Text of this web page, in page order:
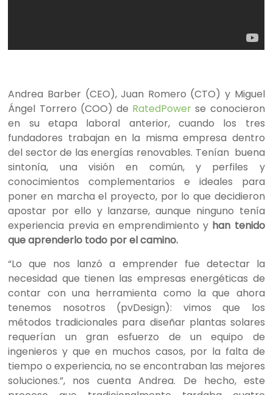
Andrea Barber (CEO), Juan Romero (CTO) y Miguel
Ángel Torrero (COO) de RatedPower se conocieron
en su etapa laboral anterior, cuando los tres
fundadores trabajan en la misma empresa dentro
del sector de las energías renovables. Tenían buena
sintonía, una visión en común, y perfiles y
conocimientos complementarios e ideales para
poner en marcha el proyecto, por lo que decidieron
apostar por ello y lanzarse, aunque ninguno tenía
experiencia previa en emprendimiento y han tenido
que aprenderlo todo por el camino.
“Lo que nos lanzó a emprender fue detectar la
necesidad que tienen las empresas energéticas de
contar con una herramienta como la que ahora
tenemos nosotros (pvDesign): vimos que los
métodos tradicionales para diseñar plantas solares
requerían un gran esfuerzo de un equipo de
ingenieros y que en muchos casos, por la falta de
tiempo o experiencia, no se encontraban las mejores
soluciones.”, nos cuenta Andrea. De hecho, este